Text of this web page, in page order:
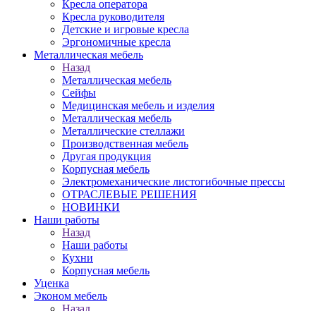
Кресла оператора
Кресла руководителя
Детские и игровые кресла
Эргономичные кресла
Металлическая мебель
Назад
Металлическая мебель
Сейфы
Медицинская мебель и изделия
Металлическая мебель
Металлические стеллажи
Производственная мебель
Другая продукция
Корпусная мебель
Электромеханические листогибочные прессы
ОТРАСЛЕВЫЕ РЕШЕНИЯ
НОВИНКИ
Наши работы
Назад
Наши работы
Кухни
Корпусная мебель
Уценка
Эконом мебель
Назад